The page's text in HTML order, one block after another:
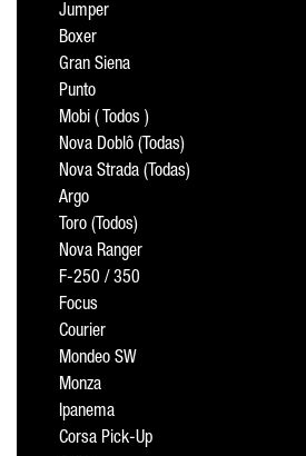
Jumper
Boxer
Gran Siena
Punto
Mobi ( Todos )
Nova Doblô (Todas)
Nova Strada (Todas)
Argo
Toro (Todos)
Nova Ranger
F-250 / 350
Focus
Courier
Mondeo SW
Monza
Ipanema
Corsa Pick-Up